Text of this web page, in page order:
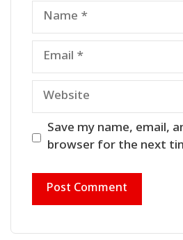
Name
Email
Website
Save my name, email,
browser for the next